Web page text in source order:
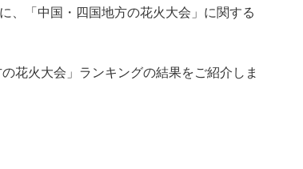
、「中国・四国地方の花火大会」に関する
花火大会」ランキングの結果をご紹介しま